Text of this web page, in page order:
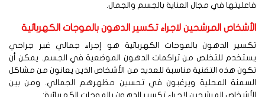
في مجال العناية بالجسم والجمال.
المرشحين لاجراء تكسير الدهون بالموجات الكهربائية
الدهون بالموجات الكهربائية هو إجراء جمالي غير جراحي
للتخلص من تراكمات الدهون الموضعية في الجسم. يمكن أن
هذه التقنية مناسبة للعديد من الأشخاص الذين يعانون من مشاكل
المحلية ويرغبون في تحسين مظهرهم الجمالي. ومن بين
المرشحين لإجراء تكسير الدهون بالموجات الكهربائية: